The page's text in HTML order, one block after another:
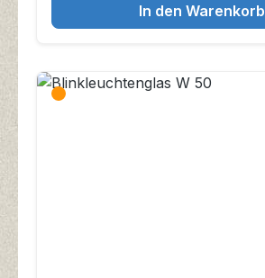
In den Warenkorb